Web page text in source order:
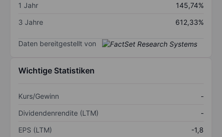
1 Jahr
145,74%
3 Jahre
612,33%
Daten bereitgestellt von
Wichtige Statistiken
Kurs/Gewinn
-
Dividendenrendite (LTM)
-
EPS (LTM)
-1,8